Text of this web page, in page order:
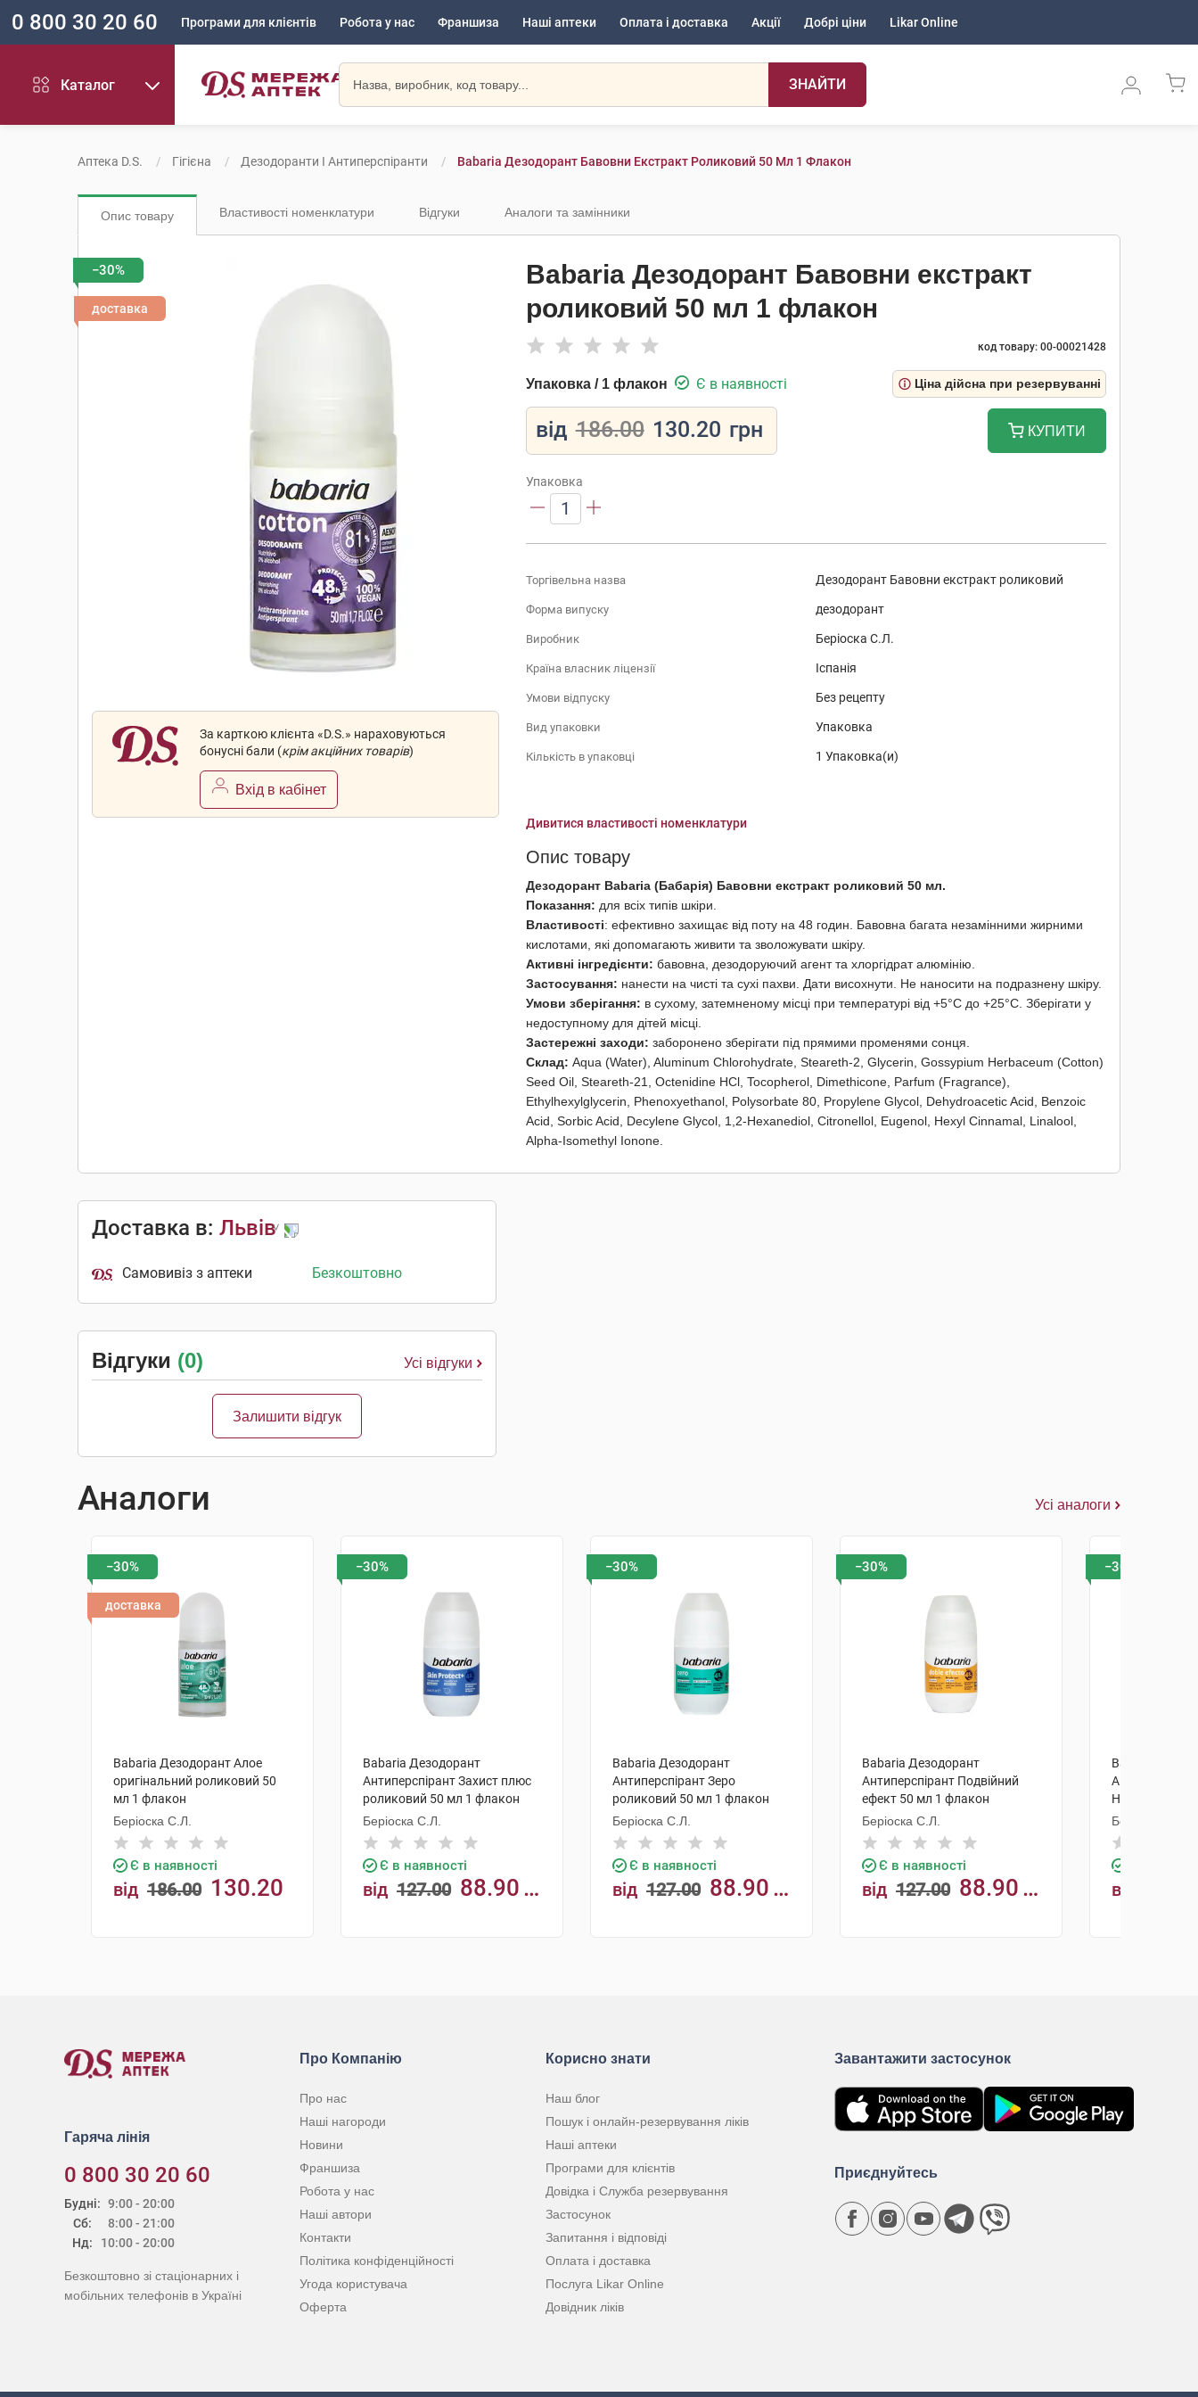
0 800 30 20 60 Програми для клієнтів Робота у нас Франшиза Наші аптеки Оплата і доставка Акції Добрі ціни Likar Online
Каталог ЗНАЙТИ
Аптека D.S. Гігієна Дезодоранти І Антиперспіранти Babaria Дезодорант Бавовни Екстракт Роликовий 50 Мл 1 Флакон
Опис товару Властивості номенклатури Відгуки Аналоги та замінники
−30%
доставка
За карткою клієнта «D.S.» нараховуються
бонусні бали (крім акційних товарів)
Вхід в кабінет
Babaria Дезодорант Бавовни екстракт
роликовий 50 мл 1 флакон
код товару: 00-00021428
Упаковка / 1 флакон Є в наявності Ціна дійсна при резервуванні
від 186.00 130.20 грн КУПИТИ
Упаковка
1
Торгівельна назва Дезодорант Бавовни екстракт роликовий
Форма випуску дезодорант
Виробник Беріоска С.Л.
Країна власник ліцензії Іспанія
Умови відпуску Без рецепту
Вид упаковки Упаковка
Кількість в упаковці 1 Упаковка(и)
Дивитися властивості номенклатури
Опис товару
Дезодорант Babaria (Бабарія) Бавовни екстракт роликовий 50 мл.
Показання: для всіх типів шкіри.
Властивості: ефективно захищає від поту на 48 годин. Бавовна багата незамінними жирними
кислотами, які допомагають живити та зволожувати шкіру.
Активні інгредієнти: бавовна, дезодоруючий агент та хлоргідрат алюмінію.
Застосування: нанести на чисті та сухі пахви. Дати висохнути. Не наносити на подразнену шкіру.
Умови зберігання: в сухому, затемненому місці при температурі від +5°С до +25°С. Зберігати у
недоступному для дітей місці.
Застережні заходи: заборонено зберігати під прямими променями сонця.
Склад: Aqua (Water), Aluminum Chlorohydrate, Steareth-2, Glycerin, Gossypium Herbaceum (Cotton)
Seed Oil, Steareth-21, Octenidine HCl, Tocopherol, Dimethicone, Parfum (Fragrance),
Ethylhexylglycerin, Phenoxyethanol, Polysorbate 80, Propylene Glycol, Dehydroacetic Acid, Benzoic
Acid, Sorbic Acid, Decylene Glycol, 1,2-Hexanediol, Citronellol, Eugenol, Hexyl Cinnamal, Linalool,
Alpha-Isomethyl Ionone.
Доставка в: Львів
Самовивіз з аптеки Безкоштовно
Відгуки (0) Усі відгуки
Залишити відгук
Аналоги Усі аналоги
−30%
доставка
Babaria Дезодорант Алое
оригінальний роликовий 50
мл 1 флакон
Беріоска С.Л.
Є в наявності
від 186.00 130.20
−30%
Babaria Дезодорант
Антиперспірант Захист плюс
роликовий 50 мл 1 флакон
Беріоска С.Л.
Є в наявності
від 127.00 88.90
−30%
Babaria Дезодорант
Антиперспірант Зеро
роликовий 50 мл 1 флакон
Беріоска С.Л.
Є в наявності
від 127.00 88.90
−30%
Babaria Дезодорант
Антиперспірант Подвійний
ефект 50 мл 1 флакон
Беріоска С.Л.
Є в наявності
від 127.00 88.90
−30%
Babaria
Непомітний
Беріоска С.Л.
від
Гаряча лінія
0 800 30 20 60
Будні:
Сб:
Нд:
9:00 - 20:00
8:00 - 21:00
10:00 - 20:00
Безкоштовно зі стаціонарних і
мобільних телефонів в Україні
Про Компанію
Про нас
Наші нагороди
Новини
Франшиза
Робота у нас
Наші автори
Контакти
Політика конфіденційності
Угода користувача
Оферта
Корисно знати
Наш блог
Пошук і онлайн-резервування ліків
Наші аптеки
Програми для клієнтів
Довідка і Служба резервування
Застосунок
Запитання і відповіді
Оплата і доставка
Послуга Likar Online
Довідник ліків
Завантажити застосунок
Приєднуйтесь